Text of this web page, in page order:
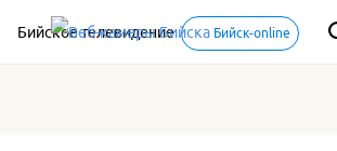
Бийское телевидение Бийск-online